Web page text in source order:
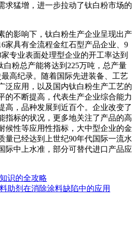
求猛增，进一步拉动了钛白粉市场的
的影响下，钛白粉生产企业呈现出产
家具有全流程金红石型产品企业、9
专业表面处理型企业的开工率达到
白粉总产能将达到225万吨，总产量
高纪录。随着国际先进装备、工艺
泛应用，以及国内钛白粉生产工艺的
的不断提高，代表生产企业综合能力
高，品种发展到近百个。企业改变了
指标的状况，更多地关注了产品的高
候性等应用性指标，大中型企业的金
量已经达到上世纪90年代国际一流水
际中上水准，部分可替代进口产品应
识的全攻略
助剂在消除涂料缺陷中的应用